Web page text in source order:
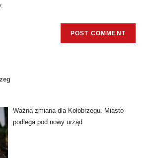
Ważna zmiana dla Kołobrzegu. Miasto
podlega pod nowy urząd